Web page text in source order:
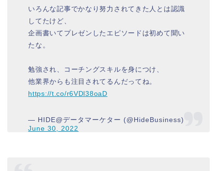
いろんな記事でかなり努力されてきた人とは認識
してたけど、
企画書いてプレゼンしたエピソードは初めて聞い
たな。
勉強され、コーチングスキルを身につけ、
他業界からも注目されてるんだってね。
https://t.co/r6VDl38oaD
— HIDE@データマーケター (@HideBusiness)
June 30, 2022